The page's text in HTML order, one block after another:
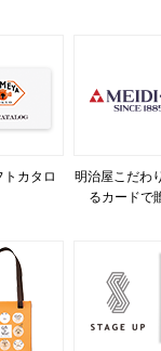
トカタロ
明治屋こだわ
るカードで